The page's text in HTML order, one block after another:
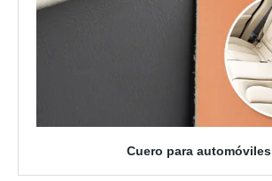
Cuero para automóviles